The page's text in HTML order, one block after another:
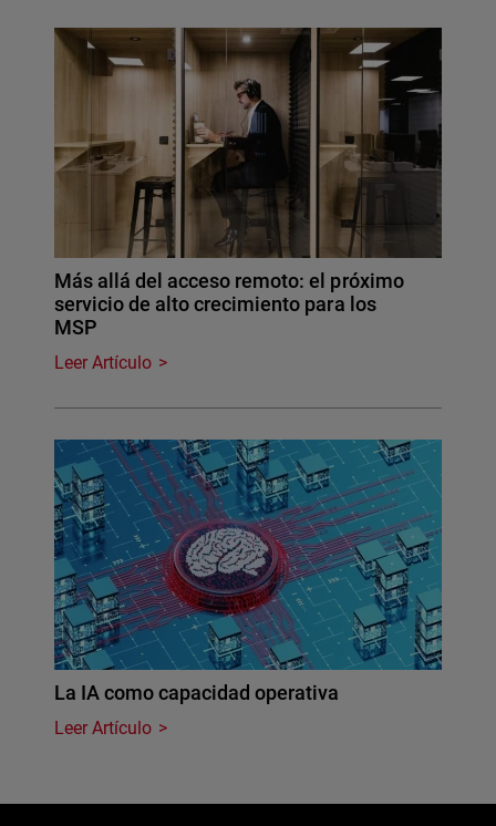
Más allá del acceso remoto: el próximo
servicio de alto crecimiento para los
MSP
Leer Artículo
La IA como capacidad operativa
Leer Artículo